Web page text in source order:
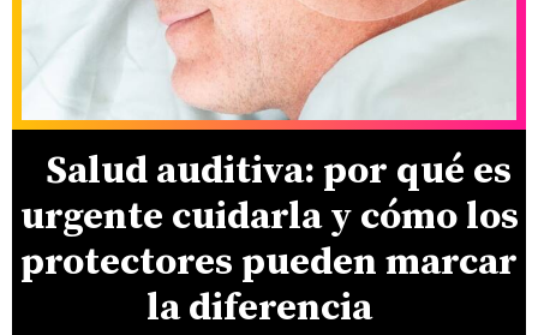
Salud auditiva: por qué es
urgente cuidarla y cómo los
protectores pueden marcar
la diferencia